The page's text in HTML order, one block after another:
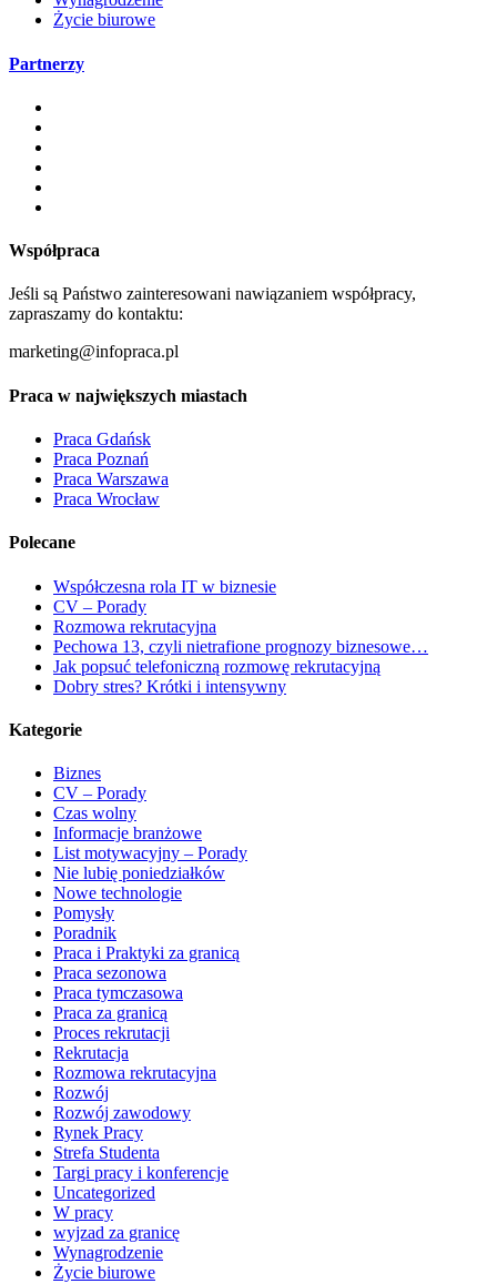
Życie biurowe
Partnerzy
Współpraca
Jeśli są Państwo zainteresowani nawiązaniem współpracy,
zapraszamy do kontaktu:
marketing@infopraca.pl
Praca w największych miastach
Praca Gdańsk
Praca Poznań
Praca Warszawa
Praca Wrocław
Polecane
Współczesna rola IT w biznesie
CV – Porady
Rozmowa rekrutacyjna
Pechowa 13, czyli nietrafione prognozy biznesowe…
Jak popsuć telefoniczną rozmowę rekrutacyjną
Dobry stres? Krótki i intensywny
Kategorie
Biznes
CV – Porady
Czas wolny
Informacje branżowe
List motywacyjny – Porady
Nie lubię poniedziałków
Nowe technologie
Pomysły
Poradnik
Praca i Praktyki za granicą
Praca sezonowa
Praca tymczasowa
Praca za granicą
Proces rekrutacji
Rekrutacja
Rozmowa rekrutacyjna
Rozwój
Rozwój zawodowy
Rynek Pracy
Strefa Studenta
Targi pracy i konferencje
Uncategorized
W pracy
wyjzad za granicę
Wynagrodzenie
Życie biurowe